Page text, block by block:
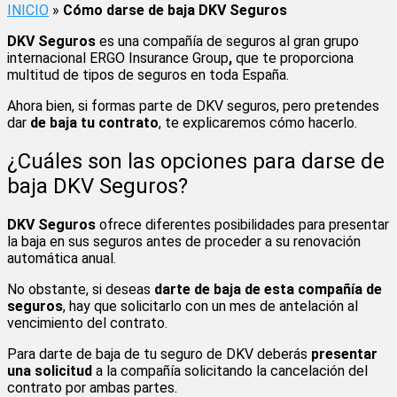
INICIO » Cómo darse de baja DKV Seguros
DKV Seguros es una compañía de seguros al gran grupo
internacional ERGO Insurance Group, que te proporciona
multitud de tipos de seguros en toda España.
Ahora bien, si formas parte de DKV seguros, pero pretendes
dar de baja tu contrato, te explicaremos cómo hacerlo.
¿Cuáles son las opciones para darse de
baja DKV Seguros?
DKV Seguros ofrece diferentes posibilidades para presentar
la baja en sus seguros antes de proceder a su renovación
automática anual.
No obstante, si deseas darte de baja de esta compañía de
seguros, hay que solicitarlo con un mes de antelación al
vencimiento del contrato.
Para darte de baja de tu seguro de DKV deberás presentar
una solicitud a la compañía solicitando la cancelación del
contrato por ambas partes.